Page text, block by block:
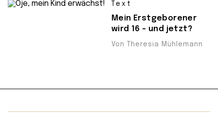
Text
Mein Erstgeborener
wird 16 – und jetzt?
Von Theresia Mühlemann